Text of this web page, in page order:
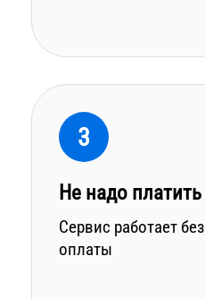
3
Не надо платить
Сервис работает без
оплаты